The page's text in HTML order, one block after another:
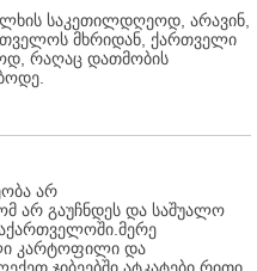
საკეთილდღეოდ, არავინ,
მხრიდან, ქართველი
რაღაც დათმობის
არ
არ გაუჩნდეს და საშუალო
კარტოფილი და